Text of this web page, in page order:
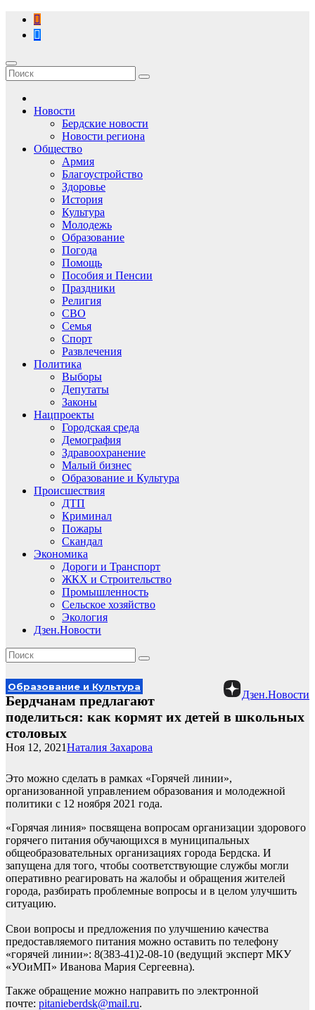
Перейти
содержимому
Новости
Бердские новости
Новости региона
Общество
Армия
Благоустройство
Здоровье
История
Культура
Молодежь
Образование
Погода
Помощь
Пособия и Пенсии
Праздники
Религия
СВО
Семья
Спорт
Развлечения
Политика
Выборы
Депутаты
Законы
Нацпроекты
Городская среда
Демография
Здравоохранение
Малый бизнес
Образование и Культура
Происшествия
ДТП
Криминал
Пожары
Скандал
Экономика
Дороги и Транспорт
ЖКХ и Строительство
Промышленность
Сельское хозяйство
Экология
Дзен.Новости
Дзен.Новости
Образование и Культура
Бердчанам предлагают
поделиться: как кормят их детей в школьных
столовых
Наталия Захарова
Ноя 12, 2021
Это можно сделать в рамках «Горячей линии»,
организованной управлением образования и молодежной
политики с 12 ноября 2021 года.
«Горячая линия» посвящена вопросам организации здорового
горячего питания обучающихся в муниципальных
общеобразовательных организациях города Бердска. И
запущена для того, чтобы соответствующие службы могли
оперативно реагировать на жалобы и обращения жителей
города, разбирать проблемные вопросы и в целом улучшить
ситуацию.
Свои вопросы и предложения по улучшению качества
предоставляемого питания можно оставить по телефону
«горячей линии»: 8(383-41)2-08-10 (ведущий эксперт МКУ
«УОиМП» Иванова Мария Сергеевна).
Также обращение можно направить по электронной
почте: pitanieberdsk@mail.ru.